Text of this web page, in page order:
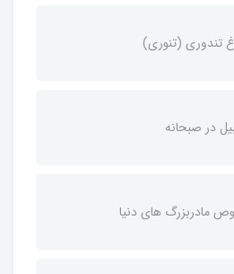
تندوری (تنوری)
در صبحانه
مادربزرگ های دنیا